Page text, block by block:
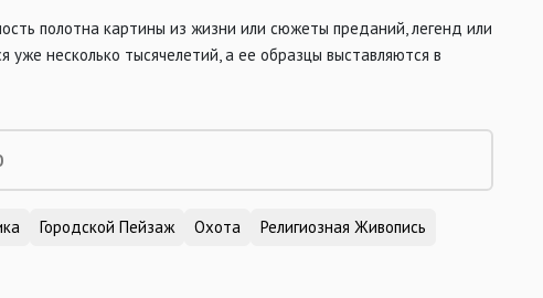
полотна картины из жизни или сюжеты преданий, легенд или
уже несколько тысячелетий, а ее образцы выставляются в
Городской Пейзаж Охота
Религиозная Живопись